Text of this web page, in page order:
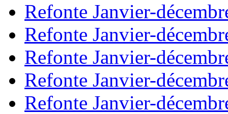
Refonte Janvier-
Refonte Janvier-
Refonte Janvier-
Refonte Janvier-
Refonte Janvier-